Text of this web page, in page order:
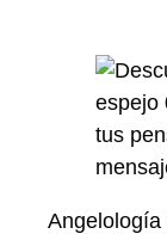
Angelología